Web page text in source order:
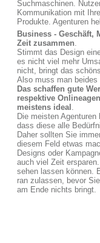
Suchmaschinen.
Kommunikation mit
Produkte. Agenturen
Business - Geschäft,
Zeit zusammen.
Stimmt das Design
es nicht viel mehr
nicht, bringt das
Also muss man beides
Das schaffen gute
respektive
meistens ideal .
Die meisten
dass diese alle
Daher sollten Sie
diesem Feld etwas
Designs oder
auch viel Zeit
sehen lassen können.
ran zulassen, bevor
am Ende nichts bringt.